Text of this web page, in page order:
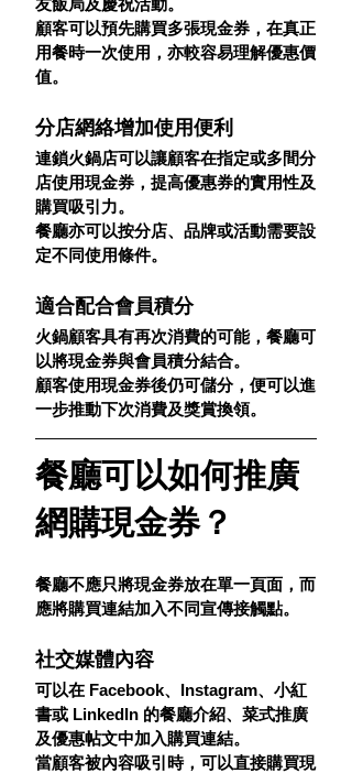
顧客可以預先購買多張現金券，在真正
用餐時一次使用，亦較容易理解優惠價
值。
分店網絡增加使用便利
連鎖火鍋店可以讓顧客在指定或多間分
店使用現金券，提高優惠券的實用性及
購買吸引力。
餐廳亦可以按分店、品牌或活動需要設
定不同使用條件。
適合配合會員積分
火鍋顧客具有再次消費的可能，餐廳可
以將現金券與會員積分結合。
顧客使用現金券後仍可儲分，便可以進
一步推動下次消費及獎賞換領。
餐廳可以如何推廣
網購現金券？
餐廳不應只將現金券放在單一頁面，而
應將購買連結加入不同宣傳接觸點。
社交媒體內容
可以在 Facebook、Instagram、小紅
書或 LinkedIn 的餐廳介紹、菜式推廣
及優惠帖文中加入購買連結。
當顧客被內容吸引時，可以直接購買現